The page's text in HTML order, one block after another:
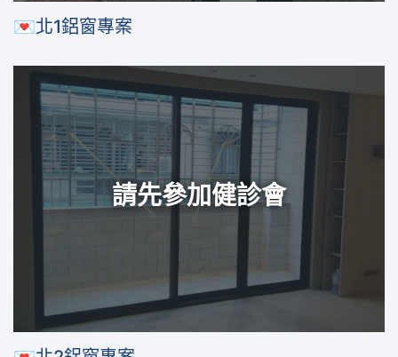
💌北1鋁窗專案
請先參加健診會